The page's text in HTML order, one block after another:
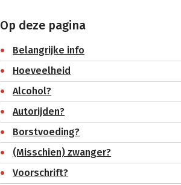
Op deze pagina
Belangrijke info
Hoeveelheid
Alcohol?
Autorijden?
Borstvoeding?
(Misschien) zwanger?
Voorschrift?